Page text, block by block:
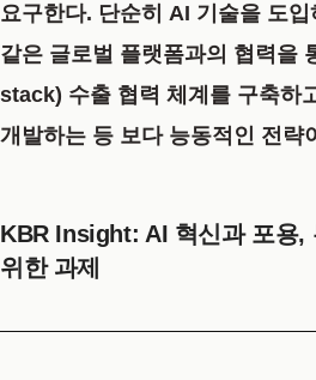
요구한다. 단순히 AI 기술을 도
같은 글로벌 플랫폼과의 협력을
stack) 수출 협력 체계를 구축하
개발하는 등 보다 능동적인 전략
KBR Insight: AI 혁신과 포용,
위한 과제